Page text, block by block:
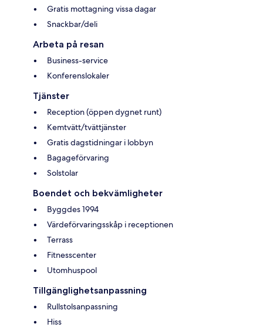
Gratis mottagning vissa dagar
Snackbar/deli
Arbeta på resan
Business-service
Konferenslokaler
Tjänster
Reception (öppen dygnet runt)
Kemtvätt/tvättjänster
Gratis dagstidningar i lobbyn
Bagageförvaring
Solstolar
Boendet och bekvämligheter
Byggdes 1994
Värdeförvaringsskåp i receptionen
Terrass
Fitnesscenter
Utomhuspool
Tillgänglighetsanpassning
Rullstolsanpassning
Hiss